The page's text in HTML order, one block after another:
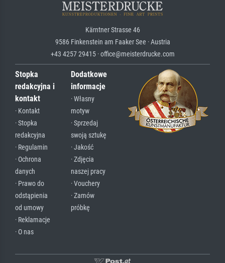
Kärntner Strasse 46
9586 Finkenstein am Faaker See · Austria
+43 4257 29415 · office@meisterdrucke.com
Stopka
redakcyjna i
kontakt
· Kontakt
· Stopka
redakcyjna
· Regulamin
· Ochrona
danych
· Prawo do
odstąpienia
od umowy
· Reklamacje
· O nas
Dodatkowe
informacje
· Własny
motyw
· Sprzedaj
swoją sztukę
· Jakość
· Zdjęcia
naszej pracy
· Vouchery
· Zamów
próbkę